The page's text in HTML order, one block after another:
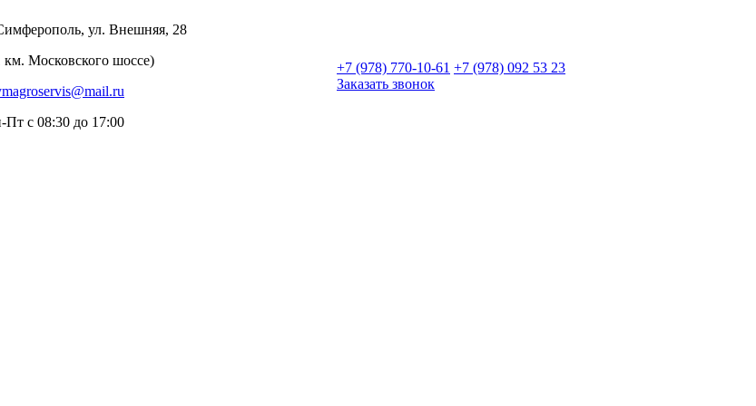
ул. Внешняя, 28
км. Московского шоссе)
с 08:30 до 17:00
+7 (978) 770-10-61 +7 (978) 092 53 23
Заказать звонок